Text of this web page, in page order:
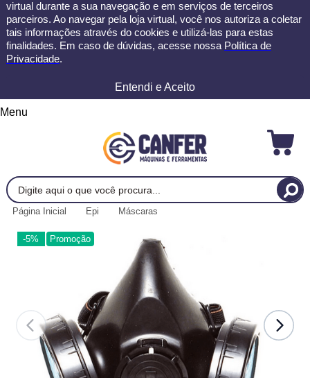
virtual durante a sua navegação e em serviços de terceiros
parceiros. Ao navegar pela loja virtual, você nos autoriza a coletar
tais informações através do cookies e utilizá-las para estas
finalidades. Em caso de dúvidas, acesse nossa Política de
Privacidade.
Entendi e Aceito
Menu
Página Inicial Epi Máscaras
-5% Promoção